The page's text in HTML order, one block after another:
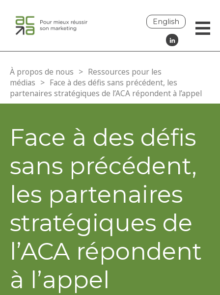
English
À propos de nous > Ressources pour les
médias > Face à des défis sans précédent, les
partenaires stratégiques de l’ACA répondent à l’appel
Face à des défis
sans précédent,
les partenaires
stratégiques de
l’ACA répondent
à l’appel